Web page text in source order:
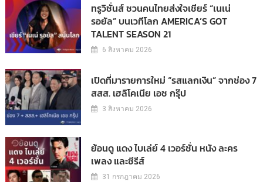
ทรูวิชั่นส์ ชวนคนไทยส่งใจเชียร์ “เนเน่
รอยัล” บนเวทีโลก AMERICA’S GOT
TALENT SEASON 21
6 สิงหาคม 2026
เปิดที่มารายการใหม่ “รสแลกเงิน” จากช่อง 7
สสส. เฮลิโคเนีย เอช กรุ๊ป
3 สิงหาคม 2026
ย้อนดู แดง ไบเล่ย์ 4 เวอร์ชั่น หนัง ละคร
เพลง และซีรีส์
31 กรกฎาคม 2026